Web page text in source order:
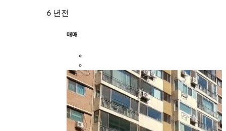
6 년전
매매